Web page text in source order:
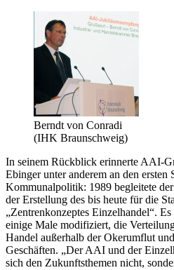
Berndt von Conradi
(IHK Braunschweig)
In seinem Rückblick erinnerte AAI-
Ebinger unter anderem an den
Kommunalpolitik: 1989 begleitete
der Erstellung des bis heute für die
„Zentrenkonzeptes Einzelhandel“.
einige Male modifiziert, die
Handel außerhalb der Okerumflut
Geschäften. „Der AAI und der
sich den Zukunftsthemen nicht,